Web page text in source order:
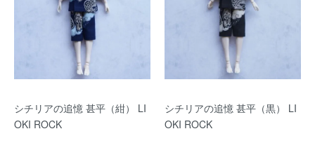
シチリアの追憶 甚平（紺） LI
OKI ROCK
シチリアの追憶 甚平（黒） LI
OKI ROCK